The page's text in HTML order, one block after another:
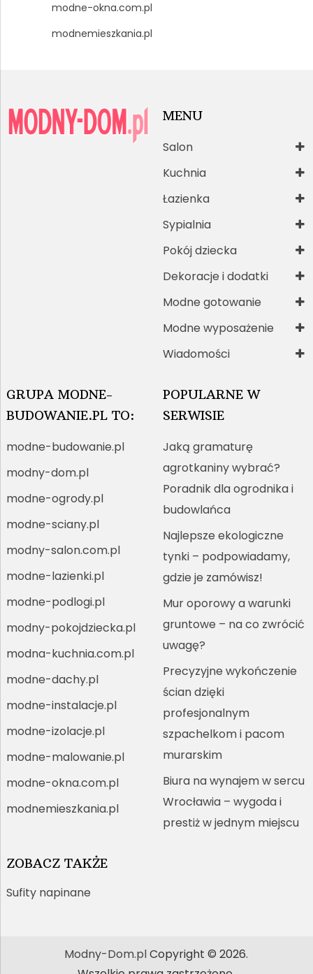
modne-okna.com.pl
modnemieszkania.pl
MENU
Salon
Kuchnia
Łazienka
Sypialnia
Pokój dziecka
Dekoracje i dodatki
Modne gotowanie
Modne wyposażenie
Wiadomości
GRUPA MODNE-
BUDOWANIE.PL TO:
modne-budowanie.pl
modny-dom.pl
modne-ogrody.pl
modne-sciany.pl
modny-salon.com.pl
modne-lazienki.pl
modne-podlogi.pl
modny-pokojdziecka.pl
modna-kuchnia.com.pl
modne-dachy.pl
modne-instalacje.pl
modne-izolacje.pl
modne-malowanie.pl
modne-okna.com.pl
modnemieszkania.pl
POPULARNE W
SERWISIE
Jaką gramaturę
agrotkaniny wybrać?
Poradnik dla ogrodnika i
budowlańca
Najlepsze ekologiczne
tynki – podpowiadamy,
gdzie je zamówisz!
Mur oporowy a warunki
gruntowe – na co zwrócić
uwagę?
Precyzyjne wykończenie
ścian dzięki
profesjonalnym
szpachelkom i pacom
murarskim
Biura na wynajem w sercu
Wrocławia – wygoda i
prestiż w jednym miejscu
ZOBACZ TAKŻE
Sufity napinane
Modny-Dom.plCopyright © 2026.